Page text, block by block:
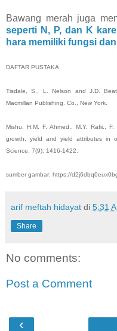
Bawang merah juga
seperti N, P, dan K
hara memiliki fungsi
DAFTAR PUSTAKA
Tisdale, S., L. Nelson and J.D.
Macmillan Publishing. Co., New York.
Mishu, H.M. F. Ahmed., M.Y. Rafii.,
growth, yield and yield attributes in
Science. 7(9): 1416-1422.
sumber gambar: https://
arif meftah hidayat di 5:31
Share
No comments:
Post a Comment
‹